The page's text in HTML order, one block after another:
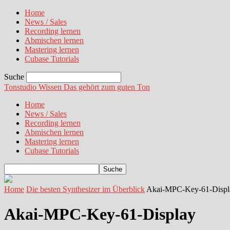
Home
News / Sales
Recording lernen
Abmischen lernen
Mastering lernen
Cubase Tutorials
Suche
Tonstudio Wissen Das gehört zum guten Ton
Home
News / Sales
Recording lernen
Abmischen lernen
Mastering lernen
Cubase Tutorials
Home Die besten Synthesizer im Überblick Akai-MPC-Key-61-
Akai-MPC-Key-61-Display